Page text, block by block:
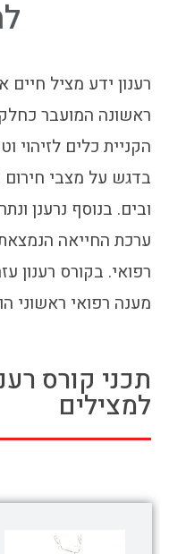
רענון ידע מציל
ראשונה המועבר
הקניית כלים לזיהוי
בדגש על מצבי חירום
ובים. בנוסף נרענן
ערכת החייאה
רפואי. בקורס רענון
מענה רפואי ראשוני
תכני קורס
למצילים